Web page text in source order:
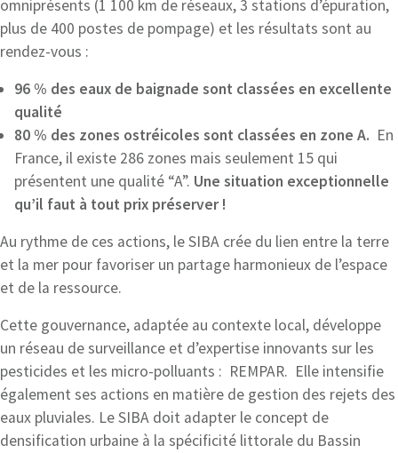
omniprésents (1 100 km de réseaux, 3 stations d’épuration,
plus de 400 postes de pompage) et les résultats sont au
rendez-vous :
96 % des eaux de baignade sont classées en excellente
qualité
80 % des zones ostréicoles sont classées en zone A. En
France, il existe 286 zones mais seulement 15 qui
présentent une qualité “A”. Une situation exceptionnelle
qu’il faut à tout prix préserver !
Au rythme de ces actions, le SIBA crée du lien entre la terre
et la mer pour favoriser un partage harmonieux de l’espace
et de la ressource.
Cette gouvernance, adaptée au contexte local, développe
un réseau de surveillance et d’expertise innovants sur les
pesticides et les micro-polluants : REMPAR. Elle intensifie
également ses actions en matière de gestion des rejets des
eaux pluviales. Le SIBA doit adapter le concept de
densification urbaine à la spécificité littorale du Bassin